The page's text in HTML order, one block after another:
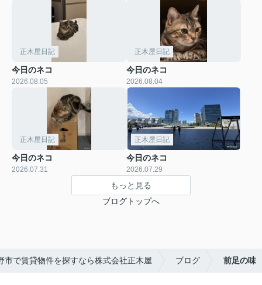
正木屋日記
今日のネコ
2026.08.05
正木屋日記
今日のネコ
2026.08.04
正木屋日記
今日のネコ
2026.07.31
正木屋日記
今日のネコ
2026.07.29
もっと見る
ブログトップへ
市で賃貸物件を探すなら株式会社正木屋 ブログ 前足の味